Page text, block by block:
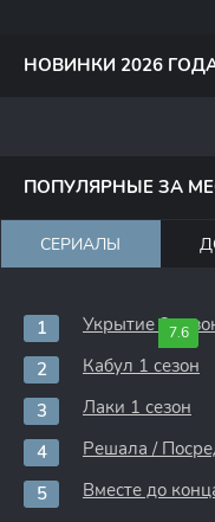
НОВИНКИ 2026
ПОПУЛЯРНЫЕ ЗА
СЕРИАЛЫ
7.6
Укрытие 3
Кабул 1 сезон
Лаки 1 сезон
Решала /
Вместе до